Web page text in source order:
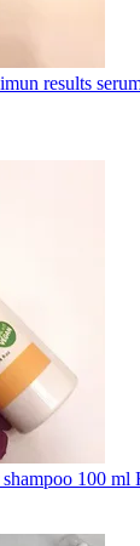
results
100 ml